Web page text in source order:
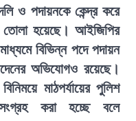
ও পদায়নকে কেন্দ্র করে
তোলা হয়েছে। আইজিপির
বিভিন্ন পদে পদায়ন
অভিযোগও রয়েছে।
মাঠপর্যায়ের পুলিশ
করা হচ্ছে বলে